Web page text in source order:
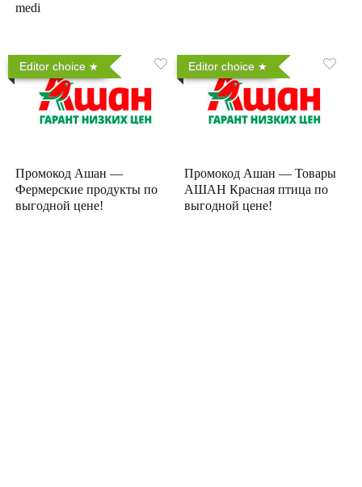
medi
Editor choice
Промокод Ашан —
Фермерские продукты по
выгодной цене!
Editor choice
Промокод Ашан — Товары
АШАН Красная птица по
выгодной цене!